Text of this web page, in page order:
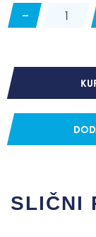
JOBE
Airstream
za
vuču
za
2
osobe
-
SLIČNI